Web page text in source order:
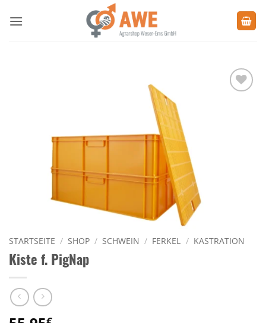
Inhalt
STARTSEITE / SHOP / SCHWEIN / FERKEL / KASTRATION
Kiste f. PigNap